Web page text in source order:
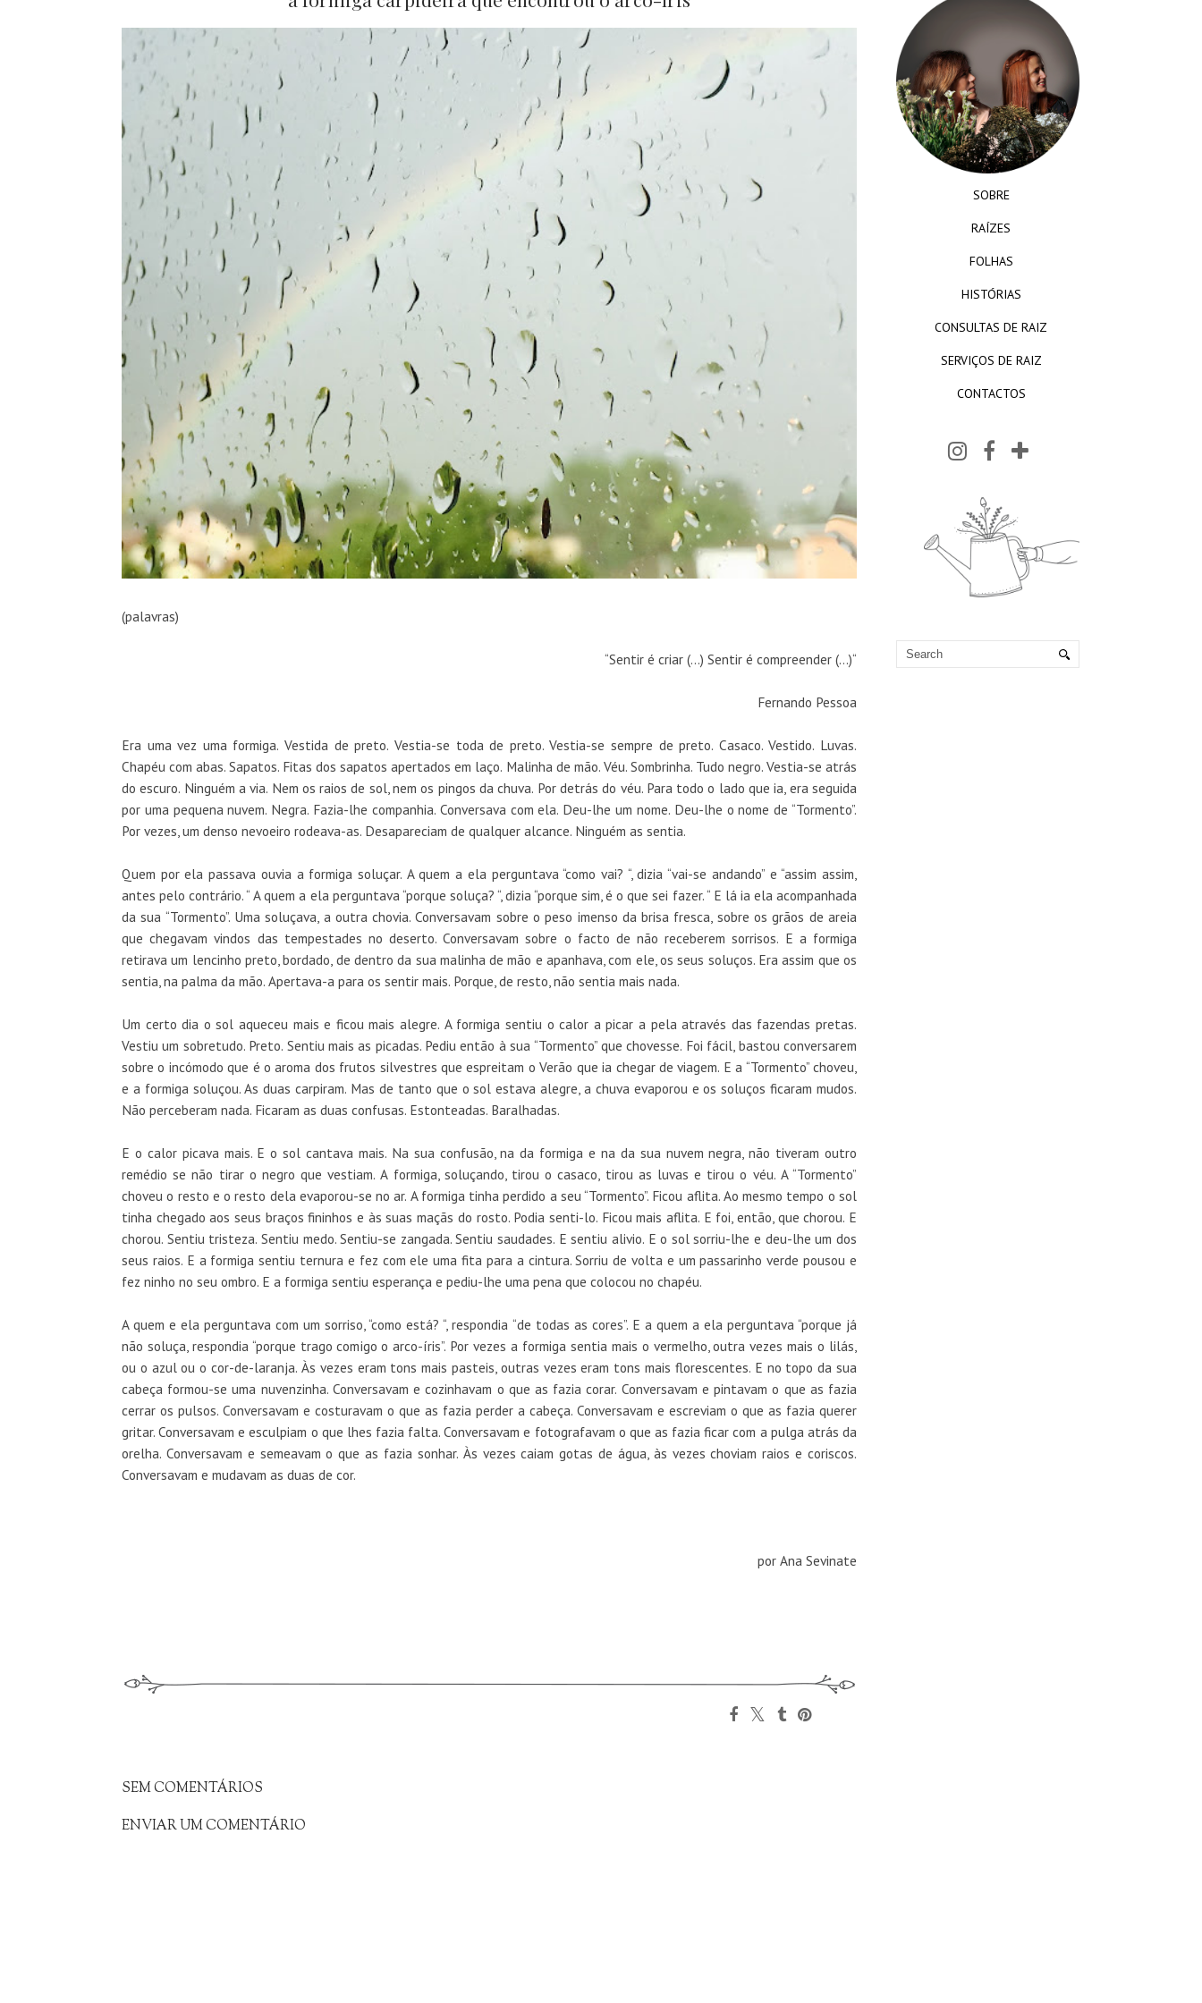
(palavras)
“Sentir é criar (...) Sentir é compreender (...)“
Fernando Pessoa
Era uma vez uma formiga. Vestida de preto. Vestia-se toda de preto. Vestia-se sempre de preto. Casaco. Vestido. Luvas.
Chapéu com abas. Sapatos. Fitas dos sapatos apertados em laço. Malinha de mão. Véu. Sombrinha. Tudo negro. Vestia-se atrás
do escuro. Ninguém a via. Nem os raios de sol, nem os pingos da chuva. Por detrás do véu. Para todo o lado que ia, era seguida
por uma pequena nuvem. Negra. Fazia-lhe companhia. Conversava com ela. Deu-lhe um nome. Deu-lhe o nome de “Tormento”.
Por vezes, um denso nevoeiro rodeava-as. Desapareciam de qualquer alcance. Ninguém as sentia.
Quem por ela passava ouvia a formiga soluçar. A quem a ela perguntava “como vai? “, dizia “vai-se andando” e “assim assim,
antes pelo contrário. “ A quem a ela perguntava “porque soluça? “, dizia “porque sim, é o que sei fazer. “ E lá ia ela acompanhada
da sua “Tormento”. Uma soluçava, a outra chovia. Conversavam sobre o peso imenso da brisa fresca, sobre os grãos de areia
que chegavam vindos das tempestades no deserto. Conversavam sobre o facto de não receberem sorrisos. E a formiga
retirava um lencinho preto, bordado, de dentro da sua malinha de mão e apanhava, com ele, os seus soluços. Era assim que os
sentia, na palma da mão. Apertava-a para os sentir mais. Porque, de resto, não sentia mais nada.
Um certo dia o sol aqueceu mais e ficou mais alegre. A formiga sentiu o calor a picar a pela através das fazendas pretas.
Vestiu um sobretudo. Preto. Sentiu mais as picadas. Pediu então à sua “Tormento” que chovesse. Foi fácil, bastou conversarem
sobre o incómodo que é o aroma dos frutos silvestres que espreitam o Verão que ia chegar de viagem. E a “Tormento” choveu,
e a formiga soluçou. As duas carpiram. Mas de tanto que o sol estava alegre, a chuva evaporou e os soluços ficaram mudos.
Não perceberam nada. Ficaram as duas confusas. Estonteadas. Baralhadas.
E o calor picava mais. E o sol cantava mais. Na sua confusão, na da formiga e na da sua nuvem negra, não tiveram outro
remédio se não tirar o negro que vestiam. A formiga, soluçando, tirou o casaco, tirou as luvas e tirou o véu. A “Tormento”
choveu o resto e o resto dela evaporou-se no ar. A formiga tinha perdido a seu “Tormento”. Ficou aflita. Ao mesmo tempo o sol
tinha chegado aos seus braços fininhos e às suas maçãs do rosto. Podia senti-lo. Ficou mais aflita. E foi, então, que chorou. E
chorou. Sentiu tristeza. Sentiu medo. Sentiu-se zangada. Sentiu saudades. E sentiu alivio. E o sol sorriu-lhe e deu-lhe um dos
seus raios. E a formiga sentiu ternura e fez com ele uma fita para a cintura. Sorriu de volta e um passarinho verde pousou e
fez ninho no seu ombro. E a formiga sentiu esperança e pediu-lhe uma pena que colocou no chapéu.
A quem e ela perguntava com um sorriso, “como está? “, respondia “de todas as cores”. E a quem a ela perguntava “porque já
não soluça, respondia “porque trago comigo o arco-íris”. Por vezes a formiga sentia mais o vermelho, outra vezes mais o lilás,
ou o azul ou o cor-de-laranja. Às vezes eram tons mais pasteis, outras vezes eram tons mais florescentes. E no topo da sua
cabeça formou-se uma nuvenzinha. Conversavam e cozinhavam o que as fazia corar. Conversavam e pintavam o que as fazia
cerrar os pulsos. Conversavam e costuravam o que as fazia perder a cabeça. Conversavam e escreviam o que as fazia querer
gritar. Conversavam e esculpiam o que lhes fazia falta. Conversavam e fotografavam o que as fazia ficar com a pulga atrás da
orelha. Conversavam e semeavam o que as fazia sonhar. Às vezes caiam gotas de água, às vezes choviam raios e coriscos.
Conversavam e mudavam as duas de cor.
por Ana Sevinate
SEM COMENTÁRIOS
ENVIAR UM COMENTÁRIO
SOBRE
RAÍZES
FOLHAS
HISTÓRIAS
CONSULTAS DE RAIZ
SERVIÇOS DE RAIZ
CONTACTOS